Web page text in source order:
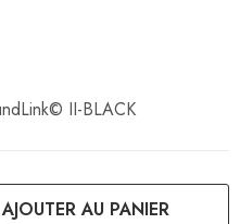
II-BLACK
AJOUTER AU PANIER